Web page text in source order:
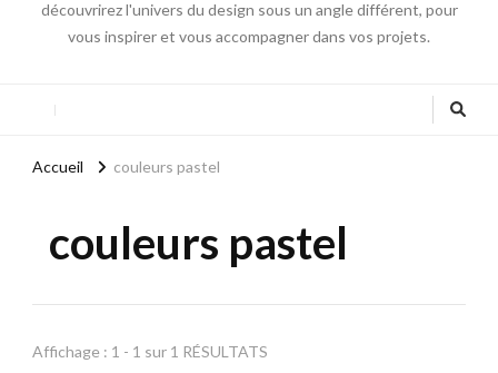
découvrirez l'univers du design sous un angle différent, pour
vous inspirer et vous accompagner dans vos projets.
Accueil couleurs pastel
couleurs pastel
Affichage : 1 - 1 sur 1 RÉSULTATS